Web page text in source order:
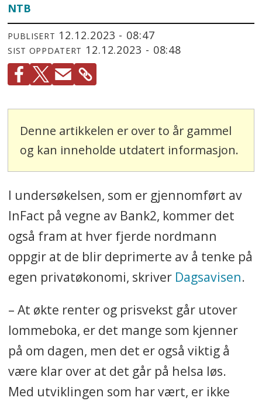
NTB
PUBLISERT 12.12.2023 - 08:47
SIST OPPDATERT 12.12.2023 - 08:48
Denne artikkelen er over to år gammel
og kan inneholde utdatert informasjon.
I undersøkelsen, som er gjennomført av
InFact på vegne av Bank2, kommer det
også fram at hver fjerde nordmann
oppgir at de blir deprimerte av å tenke på
egen privatøkonomi, skriver Dagsavisen.
– At økte renter og prisvekst går utover
lommeboka, er det mange som kjenner
på om dagen, men det er også viktig å
være klar over at det går på helsa løs.
Med utviklingen som har vært, er ikke